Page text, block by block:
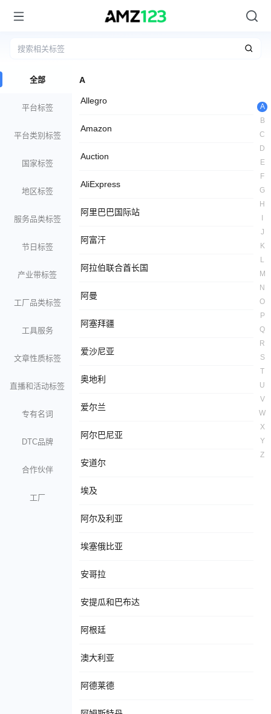
全部
平台标签
平台类别标签
国家标签
地区标签
服务品类标签
节日标签
产业带标签
工厂品类标签
工具服务
文章性质标签
直播和活动标签
专有名词
DTC品牌
合作伙伴
工厂
A
Allegro
Amazon
Auction
AliExpress
阿里巴巴国际站
阿富汗
阿拉伯联合酋长国
阿曼
阿塞拜疆
爱沙尼亚
奥地利
爱尔兰
阿尔巴尼亚
安道尔
埃及
阿尔及利亚
埃塞俄比亚
安哥拉
安提瓜和巴布达
阿根廷
澳大利亚
阿德莱德
A
B
C
D
E
F
G
H
J
K
L
M
N
O
P
Q
R
S
T
U
V
W
X
Y
Z